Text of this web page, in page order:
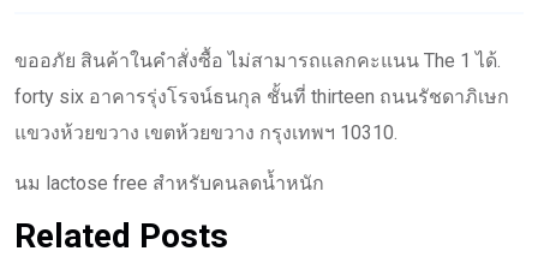
ขออภัย สินค้าในคำสั่งซื้อ ไม่สามารถแลกคะแนน The 1 ได้.
forty six อาคารรุ่งโรจน์ธนกุล ชั้นที่ thirteen ถนนรัชดาภิเษก
แขวงห้วยขวาง เขตห้วยขวาง กรุงเทพฯ 10310.
นม lactose free สำหรับคนลดน้ำหนัก
Related Posts